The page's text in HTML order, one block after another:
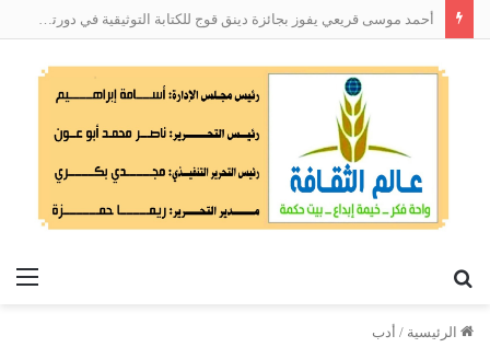
أحمد موسى قريعي يفوز بجائزة دينق قوج للكتابة التوثيقية في دورتها الأولى
الرئيسية / أدب